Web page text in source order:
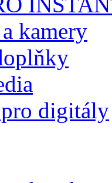
kamery
digitály